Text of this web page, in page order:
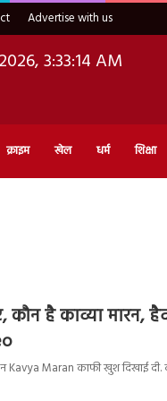
Advertise with us
3:33:15 AM
क्राइम खेल धर्म शिक्षा
कौन है काव्या मारन,
Maran काफी खुश दिखाई दी.